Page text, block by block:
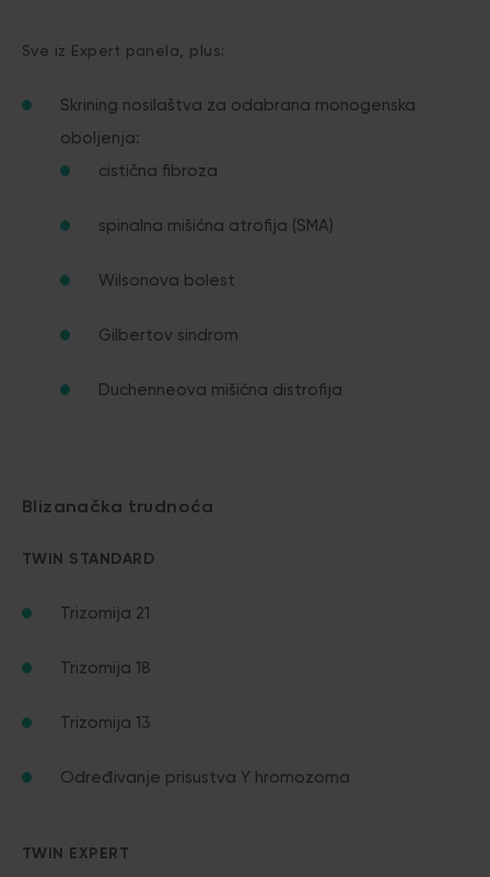
Sve iz Expert panela, plus:
Skrining nosilaštva za odabrana monogenska
oboljenja:
cistična fibroza
spinalna mišićna atrofija (SMA)
Wilsonova bolest
Gilbertov sindrom
Duchenneova mišićna distrofija
Blizanačka trudnoća
TWIN STANDARD
Trizomija 21
Trizomija 18
Trizomija 13
Određivanje prisustva Y hromozoma
TWIN EXPERT